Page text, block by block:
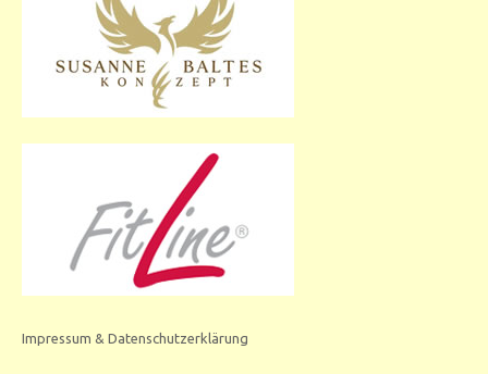
Impressum & Datenschutzerklärung